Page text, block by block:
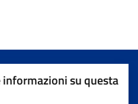
su questa